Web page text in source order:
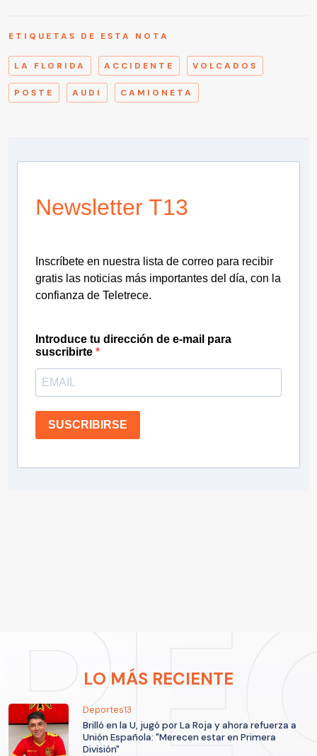
ETIQUETAS DE ESTA NOTA
LA FLORIDA ACCIDENTE VOLCADOS
POSTE AUDI CAMIONETA
Newsletter T13
Inscríbete en nuestra lista de correo para recibir
gratis las noticias más importantes del día, con la
confianza de Teletrece.
Introduce tu dirección de e-mail para
suscribirte
SUSCRIBIRSE
LO MÁS RECIENTE
Deportes13
Brilló en la U, jugó por La Roja y ahora refuerza a
Unión Española: "Merecen estar en Primera
División"